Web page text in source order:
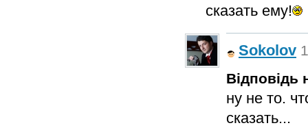
сказать ему!
Sokolov
Відповідь
ну не то.
сказать...